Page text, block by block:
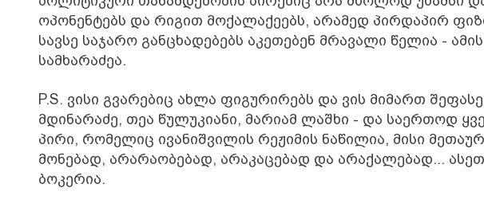
ოპონენტებს და რიგით მოქალაქეებს, არამედ პირდაპირ
სავსე საჯარო განცხადებებს აკეთებენ მრავალი წელია -
სამხარაძეა.
P.S. ვისი გვარებიც ახლა ფიგურირებს და ვის მიმართ
მდინარაძე, თეა წულუკიანი, მარიამ ლაშხი - და საერთოდ
პირი, რომელიც ივანიშვილის რეჟიმის ნაწილია, მისი
მონებად, არარაობებად, არაკაცებად და არაქალებად...
ბოკერია.